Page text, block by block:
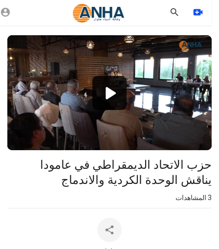
Video
Player
1080p
360p
240p
auto
حزب الاتحاد الديمقراطي في عامودا
يناقش الوحدة الكردية والاندماج
المشاهدات